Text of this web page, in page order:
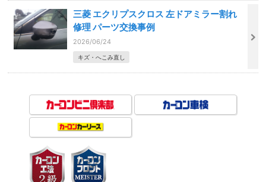
三菱 エクリプスクロス 左ドアミラー割れ
修理 パーツ交換事例
2026/06/24
キズ・へこみ直し